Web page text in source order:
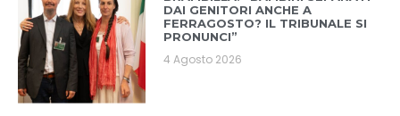
DAI GENITORI ANCHE A
FERRAGOSTO? IL TRIBUNALE SI
PRONUNCI”
4 Agosto 2026